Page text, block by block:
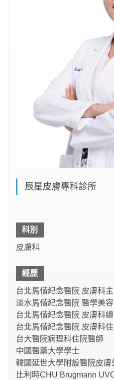
辰星皮膚專科診所
科別
皮膚科
經歷
台北馬偕紀念醫院 皮膚科
淡水馬偕紀念醫院 醫學美
台北馬偕紀念醫院 皮膚科
台北馬偕紀念醫院 皮膚科
台大醫院病理科住院醫師
中國醫藥大學學士
韓國延世大學附設醫院皮膚
比利時CHU Brugmann